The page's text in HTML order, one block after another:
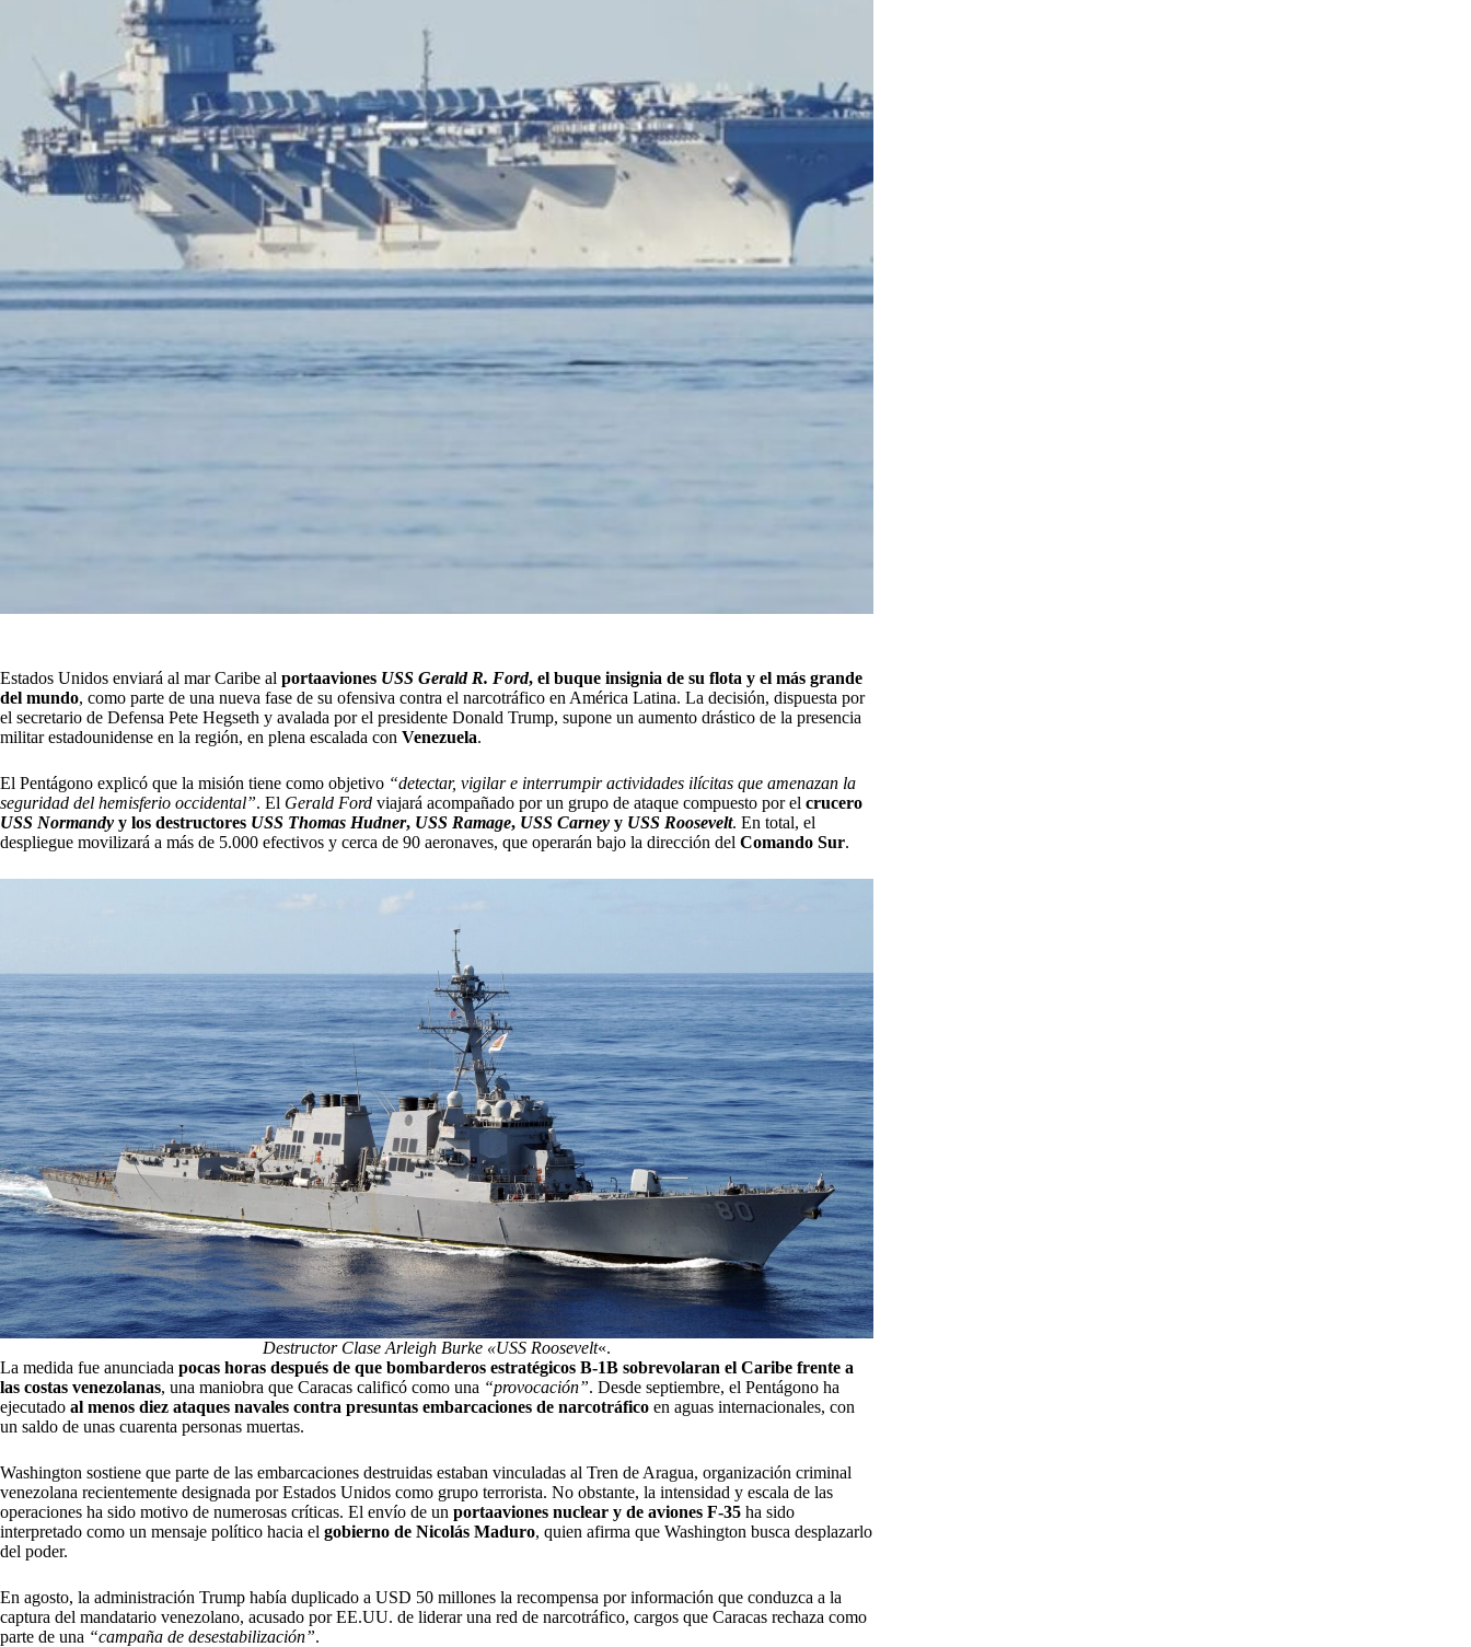
Estados Unidos enviará al mar Caribe al portaaviones USS Gerald R. Ford, el buque insignia de su flota y el más grande
del mundo, como parte de una nueva fase de su ofensiva contra el narcotráfico en América Latina. La decisión, dispuesta por
el secretario de Defensa Pete Hegseth y avalada por el presidente Donald Trump, supone un aumento drástico de la presencia
militar estadounidense en la región, en plena escalada con Venezuela.
El Pentágono explicó que la misión tiene como objetivo “detectar, vigilar e interrumpir actividades ilícitas que amenazan la
seguridad del hemisferio occidental”. El Gerald Ford viajará acompañado por un grupo de ataque compuesto por el crucero
USS Normandy y los destructores USS Thomas Hudner, USS Ramage, USS Carney y USS Roosevelt. En total, el
despliegue movilizará a más de 5.000 efectivos y cerca de 90 aeronaves, que operarán bajo la dirección del Comando Sur.
Destructor Clase Arleigh Burke «USS Roosevelt«.
La medida fue anunciada pocas horas después de que bombarderos estratégicos B-1B sobrevolaran el Caribe frente a
las costas venezolanas, una maniobra que Caracas calificó como una “provocación”. Desde septiembre, el Pentágono ha
ejecutado al menos diez ataques navales contra presuntas embarcaciones de narcotráfico en aguas internacionales, con
un saldo de unas cuarenta personas muertas.
Washington sostiene que parte de las embarcaciones destruidas estaban vinculadas al Tren de Aragua, organización criminal
venezolana recientemente designada por Estados Unidos como grupo terrorista. No obstante, la intensidad y escala de las
operaciones ha sido motivo de numerosas críticas. El envío de un portaaviones nuclear y de aviones F-35 ha sido
interpretado como un mensaje político hacia el gobierno de Nicolás Maduro, quien afirma que Washington busca desplazarlo
del poder.
En agosto, la administración Trump había duplicado a USD 50 millones la recompensa por información que conduzca a la
captura del mandatario venezolano, acusado por EE.UU. de liderar una red de narcotráfico, cargos que Caracas rechaza como
parte de una “campaña de desestabilización”.